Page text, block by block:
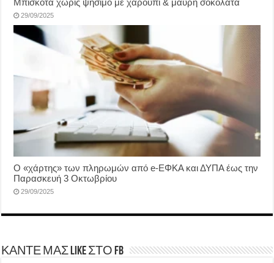
Μπισκότα χωρίς ψήσιμο με χαρούπι & μαύρη σοκολάτα
29/09/2025
Ο «χάρτης» των πληρωμών από e-ΕΦΚΑ και ΔΥΠΑ έως την
Παρασκευή 3 Οκτωβρίου
29/09/2025
ΚΑΝΤΕ ΜΑΣ LIKE ΣΤΟ FB